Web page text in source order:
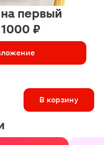
первый
₽
В корзину